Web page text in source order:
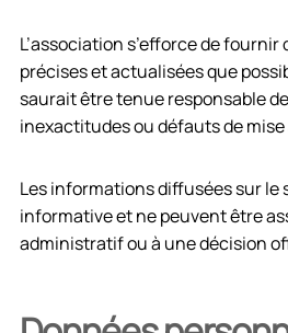
L’association s’efforce de
précises et actualisées que
saurait être tenue responsable
inexactitudes ou défauts de mise
Les informations diffusées sur le
informative et ne peuvent être
administratif ou à une décision